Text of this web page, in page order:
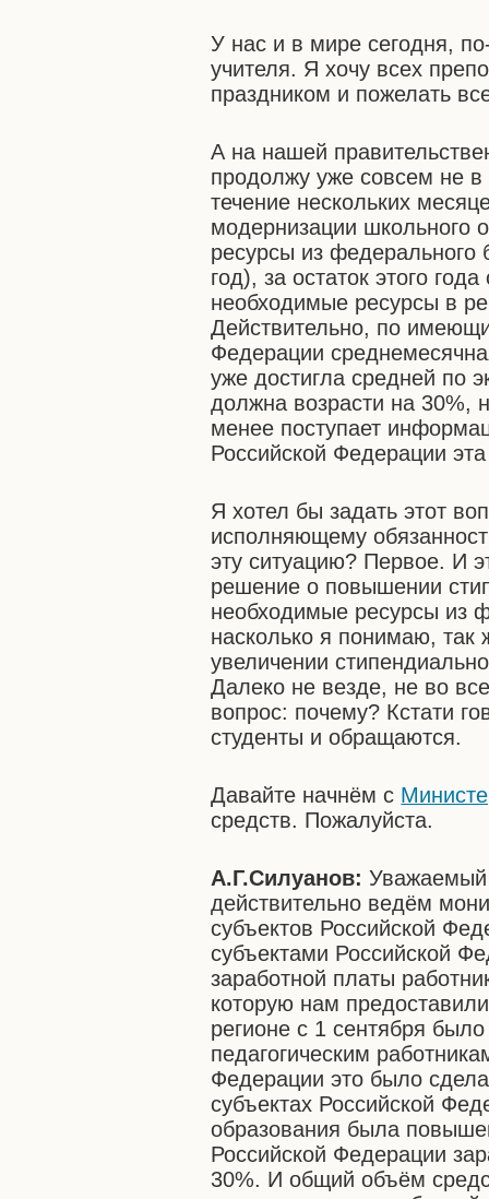
У нас и в мире сегодня,
учителя. Я хочу всех
праздником и пожелать
А на нашей
продолжу уже совсем не
течение нескольких
модернизации школьного
ресурсы из
год), за остаток этого
необходимые ресурсы в
Действительно, по
Федерации
уже достигла средней по
должна возрасти на 30%,
менее поступает
Российской Федерации
Я хотел бы задать этот
исполняющему
эту ситуацию? Первое. И
решение о повышении
необходимые ресурсы из
насколько я понимаю, так
увеличении
Далеко не везде, не во
вопрос: почему? Кстати
студенты и обращаются.
Давайте начнём с
средств. Пожалуйста.
А.Г.Силуанов:
действительно ведём
субъектов Российской
субъектами Российской
заработной платы
которую нам
регионе с 1 сентября
педагогическим
Федерации это было
субъектах Российской
образования была
Российской Федерации
30%. И общий объём